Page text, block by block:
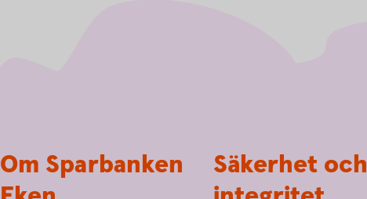
Om Sparbanken
Säkerhet och